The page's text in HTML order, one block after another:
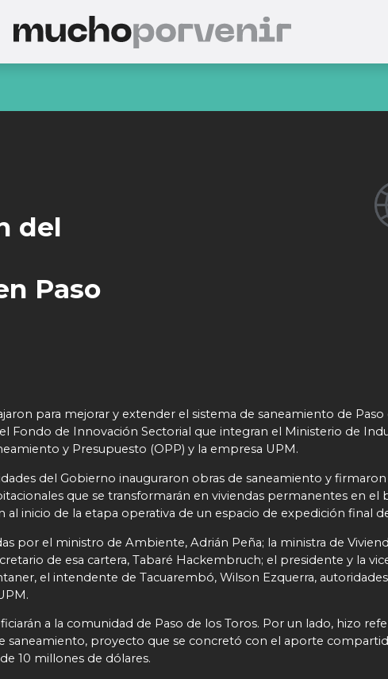
del
Paso
para mejorar y extender el sistema de saneamiento de Paso
Fondo de Innovación Sectorial que integran el Ministerio de
y Presupuesto (OPP) y la empresa UPM.
del Gobierno inauguraron obras de saneamiento y
que se transformarán en viviendas permanentes en el
al inicio de la etapa operativa de un espacio de expedición final
por el ministro de Ambiente, Adrián Peña; la ministra de
de esa cartera, Tabaré Hackembruch; el presidente y la
el intendente de Tacuarembó, Wilson Ezquerra,
a la comunidad de Paso de los Toros. Por un lado, hizo
saneamiento, proyecto que se concretó con el aporte
10 millones de dólares.